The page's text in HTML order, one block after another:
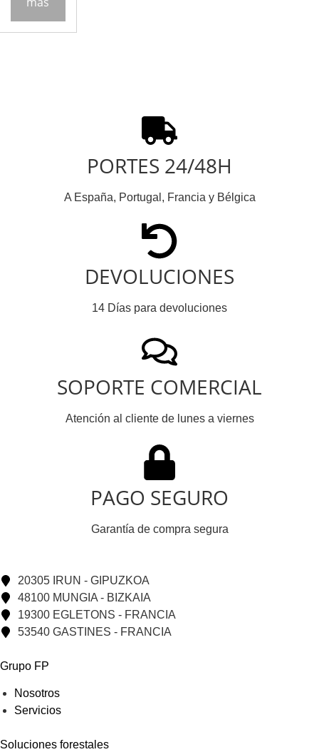
PORTES 24/48H
A España, Portugal, Francia y Bélgica
DEVOLUCIONES
14 Días para devoluciones
SOPORTE COMERCIAL
Atención al cliente de lunes a viernes
PAGO SEGURO
Garantía de compra segura
20305 IRUN - GIPUZKOA
48100 MUNGIA - BIZKAIA
19300 EGLETONS - FRANCIA
53540 GASTINES - FRANCIA
Grupo FP
Nosotros
Servicios
Soluciones forestales